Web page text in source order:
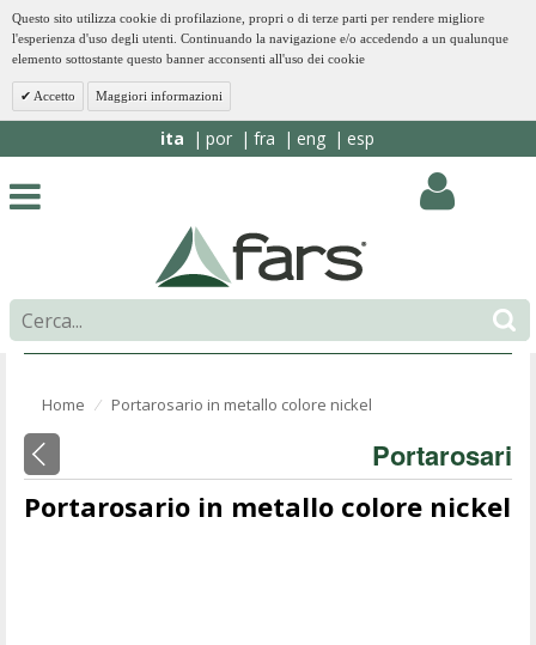
Questo sito utilizza cookie di profilazione, propri o di terze parti per rendere migliore
l'esperienza d'uso degli utenti. Continuando la navigazione e/o accedendo a un qualunque
elemento sottostante questo banner acconsenti all'uso dei cookie
Accetto Maggiori informazioni
ita por fra eng esp
Home ⁄ Portarosario in metallo colore nickel
Portarosari
Portarosario in metallo colore nickel